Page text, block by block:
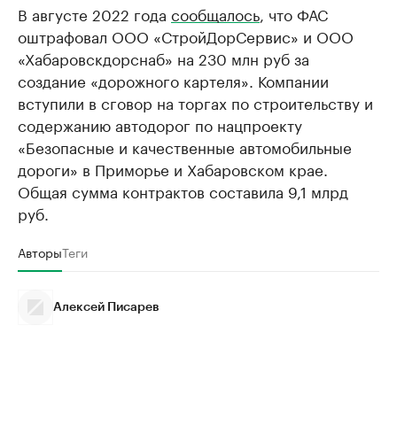
В августе 2022 года сообщалось , что ФАС
оштрафовал ООО «СтройДорСервис» и ООО
«Хабаровскдорснаб» на 230 млн руб за
создание «дорожного картеля». Компании
вступили в сговор на торгах по строительству и
содержанию автодорог по нацпроекту
«Безопасные и качественные автомобильные
дороги» в Приморье и Хабаровском крае.
Общая сумма контрактов составила 9,1 млрд
руб.
АвторыТеги
Алексей Писарев